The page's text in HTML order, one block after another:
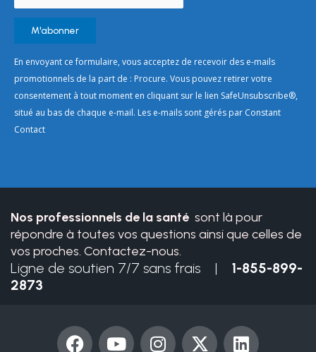
Constant
Contact
Use.
Please
leave
En envoyant ce formulaire, vous acceptez de recevoir des e-mails
promotionnels de la part de : Procure. Vous pouvez retirer votre
consentement à tout moment en cliquant sur le lien SafeUnsubscribe®,
situé au bas de chaque e-mail. Les e-mails sont gérés par Constant
Contact
Nos professionnels de la santé sont là pour
répondre à toutes vos questions ainsi que celles de
vos proches. Contactez-nous.
Ligne de soutien 7/7 sans frais | 1-855-899-
2873
F
Y
I
X
L